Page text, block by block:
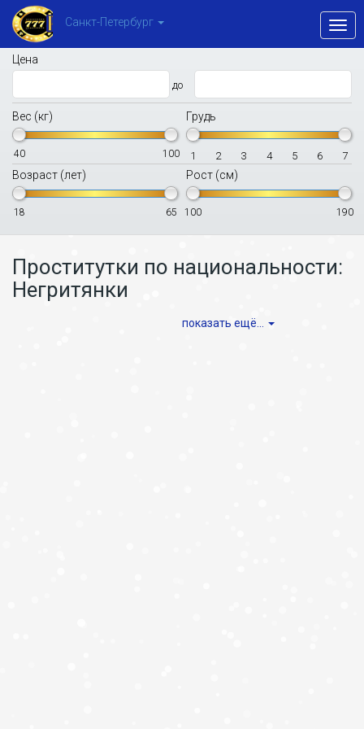
Санкт-Петербург
Цена
до
Грудь
1 2 3 4 5 6 7
Вес (кг)
40 100
Рост (см)
100 190
Возраст (лет)
18 65
Проститутки по национальности:
Негритянки
показать ещё...